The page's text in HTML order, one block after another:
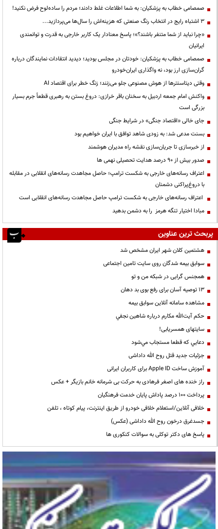
صمصامی خطاب به پزشکیان: به شما اطلاعات غلط دادند؛ مردم را ساده‌لوح فرض نکنید!
3 اشتباه رایج در انتخاب رنگ صنعتی که هزینه‌اش را سال‌ها می‌پردازید...
«چرا نباید از شما متنفر باشند؟»؛ پاسخ معنادار یک کاربر خارجی به قدرت و توانمندی
ایرانیان
صمصامی خطاب به پزشکیان: خودتان در مجلس بودید؛ دیدید انتقادات نمایندگان درباره
گران‌سازی ارز بود، نه واگذاری ایران‌خودرو
وقتی دیتاسنترها از هوش مصنوعی جلو می‌زنند؛ زنگ خطر برای اقتصاد AI
واکنش امام جمعه اردبیل به سخنان باقر خرازی: دروغ بستن به رهبری قطعاً جرم بسیار
بزرگی است
جای خالی «اقتصاد جنگی» در شرایط جنگی
بسنت مدعی شد: به زودی شاهد توافق با ایران خواهیم بود
از خبرسازی تا جریان‌سازی نقشه راه مدیران هوشمند
صدور بیش از ۹۰ درصد هدایت تحصیلی نهمی ها
اعتراف رسانه‌های خارجی به شکست ترامپ؛ حاصل مجاهدت رسانه‌های انقلابی در مقابله
با دروغ‌پراکنی دشمنان
اعتراف رسانه‌های خارجی به شکست ترامپ حاصل مجاهدت رسانه‌های انقلابی است
مبادا اختیار تنگه هرمز را به دشمن بدهید
پربحث ترین عناوین
هشتمین کلان شهر ایران مشخص شد
سوابق بیمه شدگان روی سایت تامین اجتماعی
همجنس گرایی در شبکه من و تو
13 توصیه آسان برای رفع بوی بد دهان
مشاهده سامانه آنلاين سوابق بیمه
حكم آيت‌الله مكارم درباره شاهين نجفي
سایتهای همسریابی!
دعايي كه قطعا مستجاب مي‌شود
جزئیات جدید قتل روح الله داداشی
آموزش ساخت Apple ID برای کاربران ایرانی
راز خنده های اصغر فرهادی به حرکت بی شرمانه خانم بازیگر + عکس
پرداخت ۱۰۰ درصد پاداش پایان خدمت فرهنگیان
خلافی آنلاین/استعلام خلافی خودرو از طریق اینترنت، پیام کوتاه ، تلفن
جسدغرق درخون روح الله داداشی (عکس)
پاسخ های دکتر توکلی به سوالات کنکوری ها